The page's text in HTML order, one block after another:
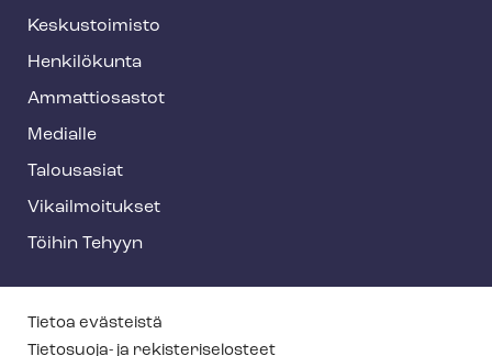
Keskustoimisto
Henkilökunta
Ammattiosastot
Medialle
Talousasiat
Vi­kail­moi­tuk­set
Töihin Tehyyn
T
Tietoa evästeistä
Tietosuoja- ja re­kis­te­ri­se­los­teet